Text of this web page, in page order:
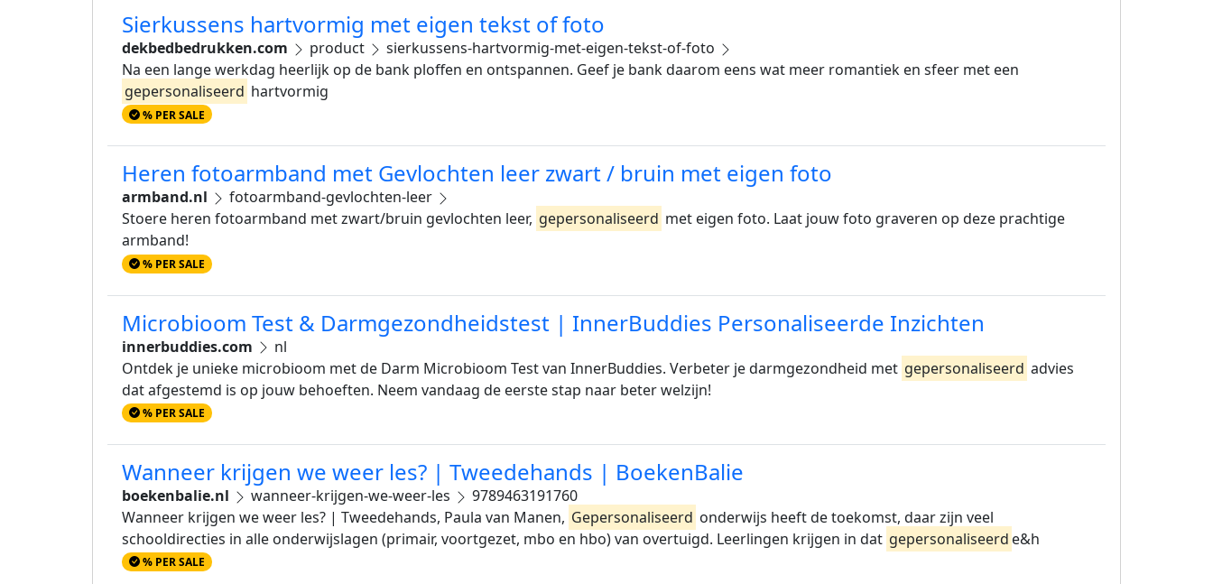
Sierkussens hartvormig met eigen tekst of foto
dekbedbedrukken.com product
sierkussens-hartvormig-met-eigen-tekst-of-foto
Na een lange werkdag heerlijk op de bank ploffen en ontspannen. Geef je bank daarom eens wat meer romantiek en sfeer met een
gepersonaliseerd hartvormig
% PER SALE
Heren fotoarmband met Gevlochten leer zwart / bruin met eigen foto
armband.nl
fotoarmband-gevlochten-leer
Stoere heren fotoarmband met zwart/bruin gevlochten leer, gepersonaliseerd met eigen foto. Laat jouw foto graveren op deze prachtige
armband!
% PER SALE
Microbioom Test & Darmgezondheidstest | InnerBuddies Personaliseerde Inzichten
innerbuddies.com
nl
Ontdek je unieke microbioom met de Darm Microbioom Test van InnerBuddies. Verbeter je darmgezondheid met gepersonaliseerd advies
dat afgestemd is op jouw behoeften. Neem vandaag de eerste stap naar beter welzijn!
% PER SALE
Wanneer krijgen we weer les? | Tweedehands | BoekenBalie
boekenbalie.nl wanneer-krijgen-we-weer-les
9789463191760
Wanneer krijgen we weer les? | Tweedehands, Paula van Manen, Gepersonaliseerd onderwijs heeft de toekomst, daar zijn veel
schooldirecties in alle onderwijslagen (primair, voortgezet, mbo en hbo) van overtuigd. Leerlingen krijgen in dat gepersonaliseerd e&h
% PER SALE